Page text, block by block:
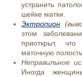
устранить
шейке матки.
Эктропион
этом
приоткрыт,
маточную полость.
Неправильное
Иногда